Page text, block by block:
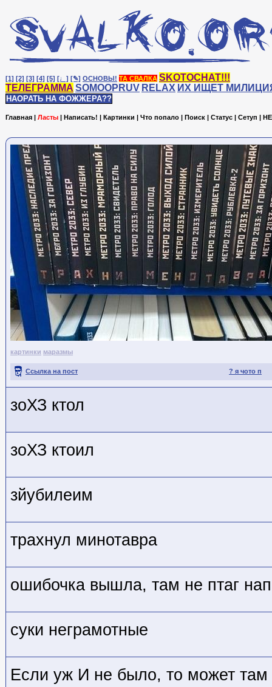
[1] [2] [3] [4] [5] [♩] [✎] ОСНОВЫ! ТА СВАЛКА SKOTOCHAT!!!
ТЕЛЕГРАММА SOMOOPRUV RELAX ИХ ИЩЕТ
НАОРАТЬ НА ФОЖЖЕРА??
Главная | Ласты | Написать! | Картинки | Что попало | Поиск | Статус | Сетуп |
картинки маразмы
? я чото п
Ссылка на пост
зоХЗ ктол
зоХЗ ктоил
зйубилеим
трахнул минотавра
ошибочка вышла, там не птаг
суки неграмотные
Если уж И не было, то может там